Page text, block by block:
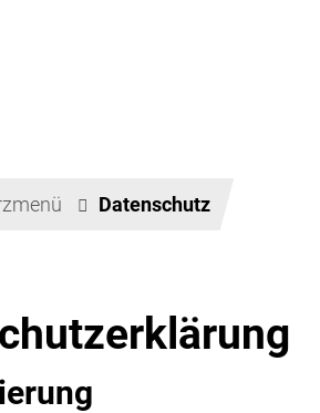
Datenschutz